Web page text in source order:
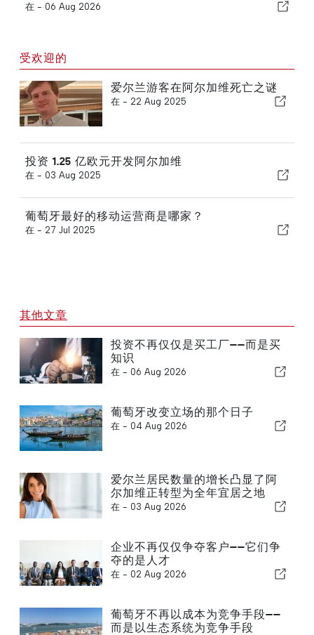
在 - 06 Aug 2026
受欢迎的
爱尔兰游客在阿尔加维死亡之谜
在 - 22 Aug 2025
投资 1.25 亿欧元开发阿尔加维
在 - 03 Aug 2025
葡萄牙最好的移动运营商是哪家？
在 - 27 Jul 2025
其他文章
投资不再仅仅是买工厂——而是买
知识
在 - 06 Aug 2026
葡萄牙改变立场的那个日子
在 - 04 Aug 2026
爱尔兰居民数量的增长凸显了阿
尔加维正转型为全年宜居之地
在 - 03 Aug 2026
企业不再仅仅争夺客户——它们争
夺的是人才
在 - 02 Aug 2026
葡萄牙不再以成本为竞争手段——
而是以生态系统为竞争手段